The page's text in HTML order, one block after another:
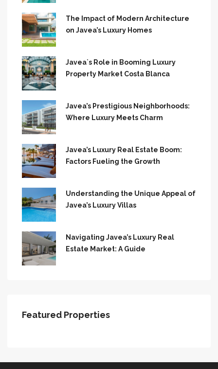
The Impact of Modern Architecture
on Javea’s Luxury Homes
Javea`s Role in Booming Luxury
Property Market Costa Blanca
Javea’s Prestigious Neighborhoods:
Where Luxury Meets Charm
Javea’s Luxury Real Estate Boom:
Factors Fueling the Growth
Understanding the Unique Appeal of
Javea’s Luxury Villas
Navigating Javea’s Luxury Real
Estate Market: A Guide
Featured Properties